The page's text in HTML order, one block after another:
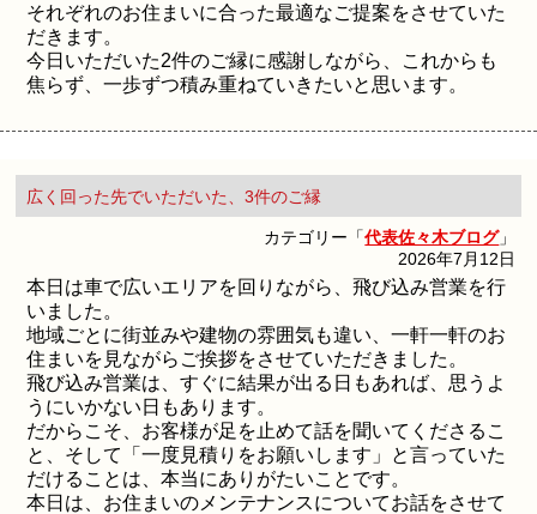
それぞれのお住まいに合った最適なご提案をさせていた
だきます。
今日いただいた2件のご縁に感謝しながら、これからも
焦らず、一歩ずつ積み重ねていきたいと思います。
広く回った先でいただいた、3件のご縁
カテゴリー「代表佐々木ブログ」
2026年7月12日
本日は車で広いエリアを回りながら、飛び込み営業を行
いました。
地域ごとに街並みや建物の雰囲気も違い、一軒一軒のお
住まいを見ながらご挨拶をさせていただきました。
飛び込み営業は、すぐに結果が出る日もあれば、思うよ
うにいかない日もあります。
だからこそ、お客様が足を止めて話を聞いてくださるこ
と、そして「一度見積りをお願いします」と言っていた
だけることは、本当にありがたいことです。
本日は、お住まいのメンテナンスについてお話をさせて